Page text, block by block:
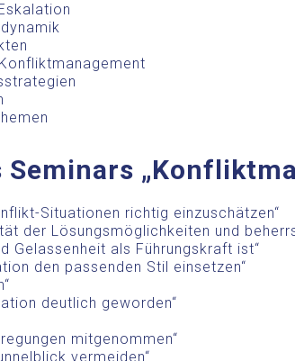
Situationen richtig einzuschätzen“
der Lösungsmöglichkeiten und
Gelassenheit als Führungskraft ist“
den passenden Stil einsetzen“
deutlich geworden“
mitgenommen“
vermeiden“